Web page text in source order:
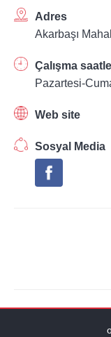
Adres
Akarbaşı
Çalışma
Pazartesi-
Web site
Sosyal Media